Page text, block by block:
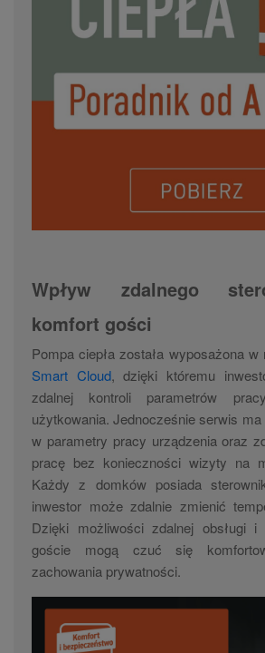
Wpływ zdalnego
komfort gości
Pompa ciepła została wyposażona w
Smart Cloud, dzięki któremu
zdalnej kontroli parametrów
użytkowania. Jednocześnie serwis
w parametry pracy urządzenia oraz
pracę bez konieczności wizyty na
Każdy z domków posiada
inwestor może zdalnie zmienić
Dzięki możliwości zdalnej obsługi i
goście mogą czuć się
zachowania prywatności.